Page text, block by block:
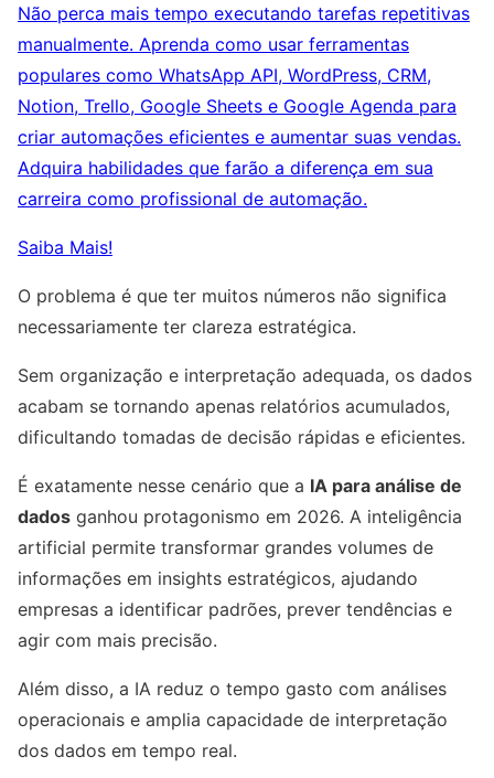
Não perca mais tempo executando tarefas repetitivas
manualmente. Aprenda como usar ferramentas
populares como WhatsApp API, WordPress, CRM,
Notion, Trello, Google Sheets e Google Agenda para
criar automações eficientes e aumentar suas vendas.
Adquira habilidades que farão a diferença em sua
carreira como profissional de automação.
Saiba Mais!
O problema é que ter muitos números não significa
necessariamente ter clareza estratégica.
Sem organização e interpretação adequada, os dados
acabam se tornando apenas relatórios acumulados,
dificultando tomadas de decisão rápidas e eficientes.
É exatamente nesse cenário que a IA para análise de
dados ganhou protagonismo em 2026. A inteligência
artificial permite transformar grandes volumes de
informações em insights estratégicos, ajudando
empresas a identificar padrões, prever tendências e
agir com mais precisão.
Além disso, a IA reduz o tempo gasto com análises
operacionais e amplia capacidade de interpretação
dos dados em tempo real.